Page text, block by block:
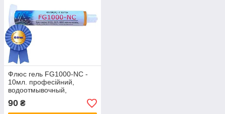
Флюс гель FG1000-NC -
10мл. професійний,
водоотмывочный,
водосмываемый
90 ₴